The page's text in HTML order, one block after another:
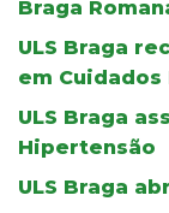
Braga
ULS Braga
em
ULS Braga
Hipertensão
ULS Braga